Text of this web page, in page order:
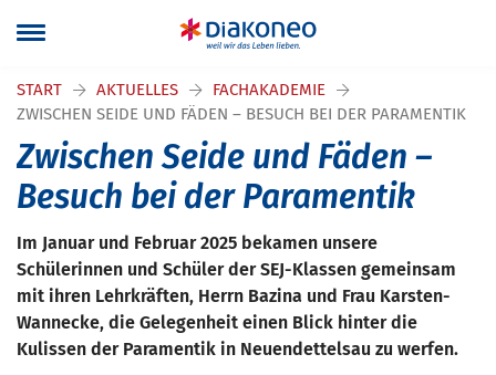
START AKTUELLES
FACHAKADEMIE
ZWISCHEN SEIDE UND FÄDEN – BESUCH BEI DER PARAMENTIK
Zwischen Seide und Fäden –
Besuch bei der Paramentik
Im Januar und Februar 2025 bekamen unsere
Schülerinnen und Schüler der SEJ-Klassen gemeinsam
mit ihren Lehrkräften, Herrn Bazina und Frau Karsten-
Wannecke, die Gelegenheit einen Blick hinter die
Kulissen der Paramentik in Neuendettelsau zu werfen.